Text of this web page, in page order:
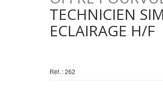
TECHNICIEN
ECLAIRAGE H/F
Réf. : 262